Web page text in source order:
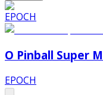
O Pinball Super
EPOCH